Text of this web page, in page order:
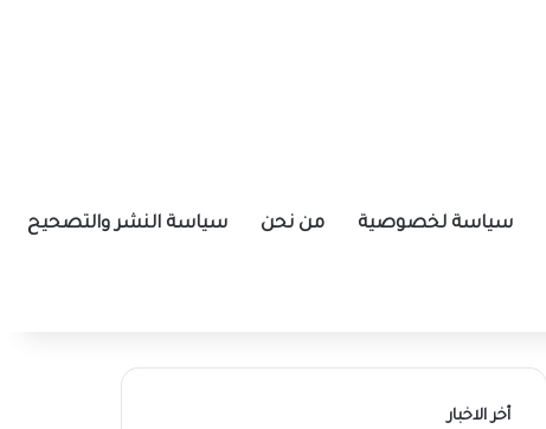
سياسة لخصوصية من نحن سياسة النشر والتصحيح
أخر الاخبار